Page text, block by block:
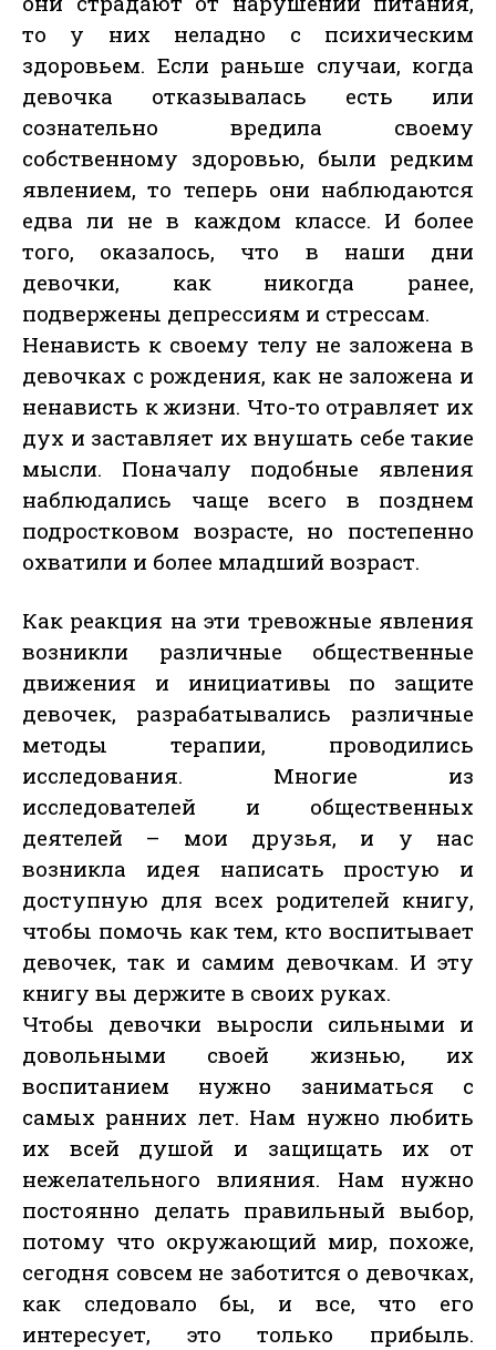
то у них неладно с психическим
здоровьем. Если раньше случаи, когда
девочка отказывалась есть или
сознательно вредила своему
собственному здоровью, были редким
явлением, то теперь они наблюдаются
едва ли не в каждом классе. И более
того, оказалось, что в наши дни
девочки, как никогда ранее,
подвержены депрессиям и стрессам.
Ненависть к своему телу не заложена в
девочках с рождения, как не заложена и
ненависть к жизни. Что-то отравляет их
дух и заставляет их внушать себе такие
мысли. Поначалу подобные явления
наблюдались чаще всего в позднем
подростковом возрасте, но постепенно
охватили и более младший возраст.
Как реакция на эти тревожные явления
возникли различные общественные
движения и инициативы по защите
девочек, разрабатывались различные
методы терапии, проводились
исследования. Многие из
исследователей и общественных
деятелей – мои друзья, и у нас
возникла идея написать простую и
доступную для всех родителей книгу,
чтобы помочь как тем, кто воспитывает
девочек, так и самим девочкам. И эту
книгу вы держите в своих руках.
Чтобы девочки выросли сильными и
довольными своей жизнью, их
воспитанием нужно заниматься с
самых ранних лет. Нам нужно любить
их всей душой и защищать их от
нежелательного влияния. Нам нужно
постоянно делать правильный выбор,
потому что окружающий мир, похоже,
сегодня совсем не заботится о девочках,
как следовало бы, и все, что его
интересует, это только прибыль.